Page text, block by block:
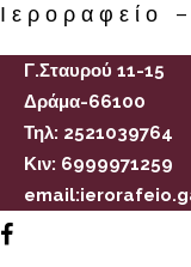
Ιεροραφείο
Γ.Σταυρού 11-15
Δράμα-66100
Τηλ: 2521039764
Κιν: 6999971259